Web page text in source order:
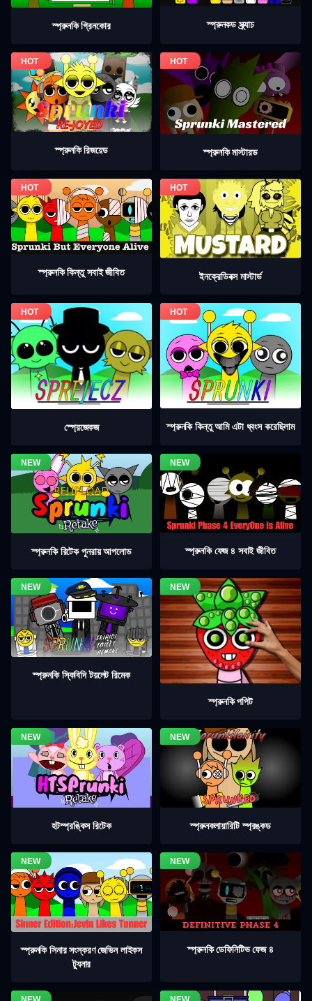
স্প্রুনকি গ্রিনকোর স্প্রুনকড স্ক্র্যাচ
স্প্রুনকি রিজয়েড স্প্রুনকি মাস্টারড
স্প্রুনকি কিন্তু সবাই জীবিত ইনক্রেডিবক্স মাস্টার্ড
স্প্রেজেকজ স্প্রুনকি কিন্তু আমি এটা ধ্বংস করেছিলাম
স্প্রুনকি রিটেক পুনরায় আপলোড স্প্রুনকি ফেজ ৪ সবাই জীবিত
স্প্রুনকি স্কিবিদি টয়লেট রিমেক
স্প্রুনকি পপিট
হটস্প্রঙ্কিস রিটেক স্প্রুনকলায়ারিটি স্প্রঙ্কড
স্প্রুনকি সিনার সংস্করণ জেভিন লাইকস
ট্যুনার
স্প্রুনকি ডেফিনিটিভ ফেজ ৪